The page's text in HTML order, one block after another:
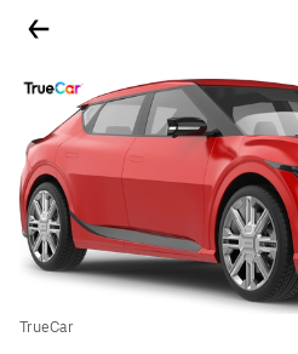
TrueCar